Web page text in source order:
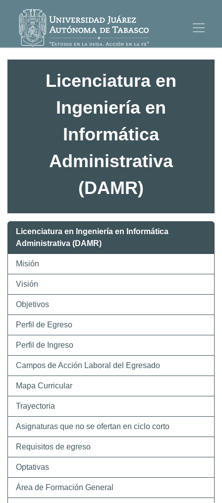
Licenciatura en
Ingeniería en
Informática
Administrativa
(DAMR)
Licenciatura en Ingeniería en Informática
Administrativa (DAMR)
Misión
Visión
Objetivos
Perfil de Egreso
Perfil de Ingreso
Campos de Acción Laboral del Egresado
Mapa Curricular
Trayectoria
Asignaturas que no se ofertan en ciclo corto
Requisitos de egreso
Optativas
Área de Formación General